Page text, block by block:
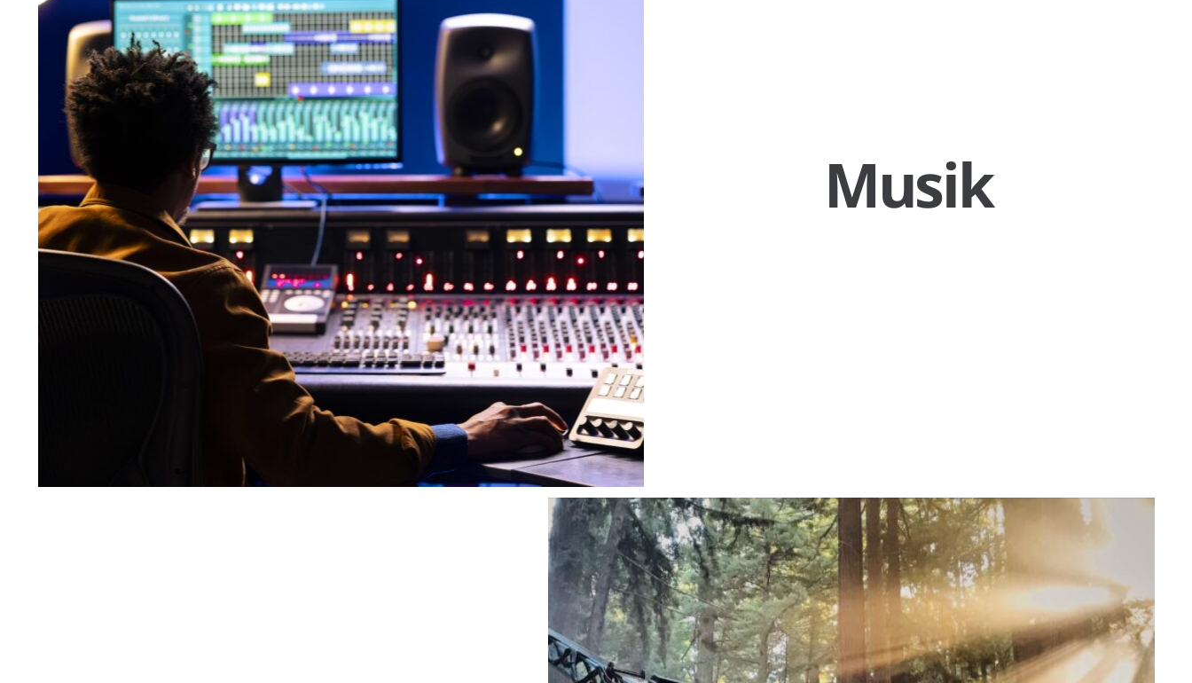
Neben den klassischen Dienstleistungen einer
Steuerberatungsgesellschaft bieten wir spezialisierte Leistungen für
Unternehmen der Musikbrache an. Wir kennen die Themen rund um
die Wertschöpfungskette und wissen was gefragt ist. Digitale
Lösungen begleiten Ihre Themen rund um die Musikproduktion. Hier
bieten wir z.B. Lösungen für die Abrechnung von Künstlerverträgen
und Veranstaltungen/Konzerten. GEMA Erlöse und Kosten sind unser
zu Hause.
Musik